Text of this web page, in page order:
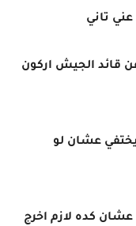
تاني
قائد الجيش اركون
يختفي عشان لو
كده لازم اخرج